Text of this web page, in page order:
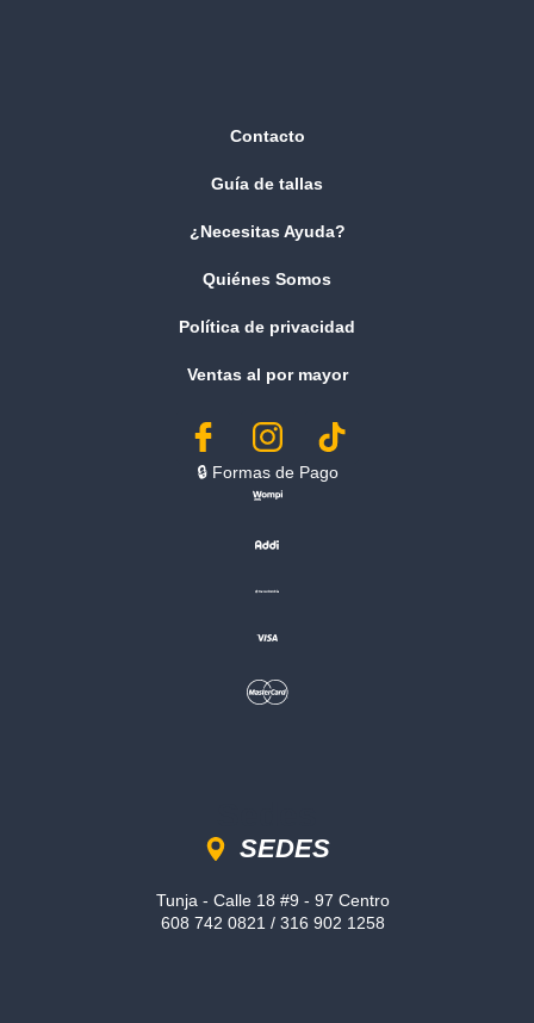
Contacto
Guía de tallas
¿Necesitas Ayuda?
Quiénes Somos
Política de privacidad
Ventas al por mayor
🔒︎ Formas de Pago
SEDES
Tunja - Calle 18 #9 - 97 Centro
608 742 0821 / 316 902 1258